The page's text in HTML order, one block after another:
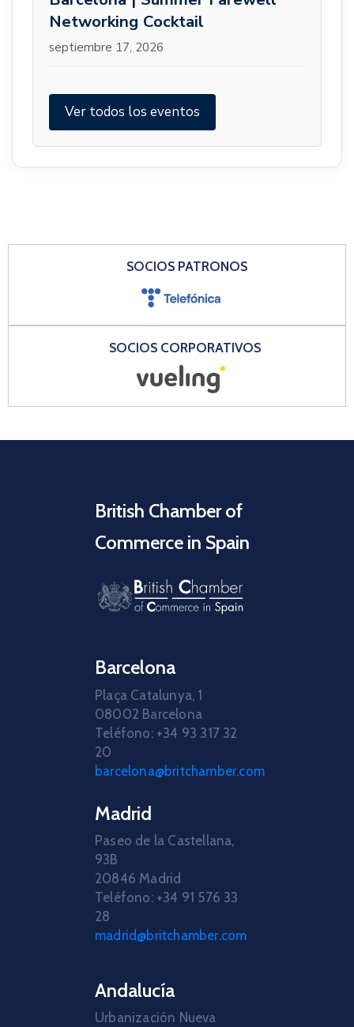
Networking Cocktail
septiembre 17, 2026
Ver todos los eventos
SOCIOS PATRONOS
SOCIOS CORPORATIVOS
British Chamber of
Commerce in Spain
Barcelona
Plaça Catalunya, 1
08002 Barcelona
Teléfono: +34 93 317 32
20
barcelona@britchamber.com
Madrid
Paseo de la Castellana,
93B
20846 Madrid
Teléfono: +34 91 576 33
28
madrid@britchamber.com
Andalucía
Urbanización Nueva